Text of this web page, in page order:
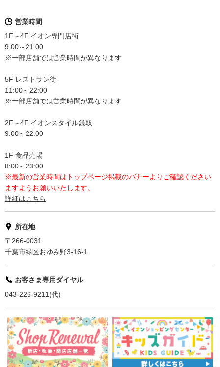
営業時間
1F～4F イオン専門店街
9:00～21:00
※一部店舗では営業時間が異なります
5F レストラン街
11:00～22:00
※一部店舗では営業時間が異なります
2F～4F イオンスタイル鎌取
9:00～22:00
1F 食品売場
8:00～23:00
※最新の営業時間はトップページ掲載のバナーよりご確認ください
ますようお願いいたします。
詳細はこちら
所在地
〒266-0031
千葉市緑区おゆみ野3-16-1
お客さま専用ダイヤル
043-226-9211(代)